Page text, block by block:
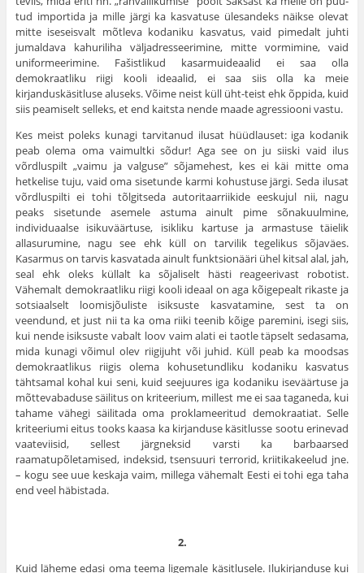
tud importida ja mille järgi ka kasvatuse ülesandeks näikse olevat
mitte iseseisvalt mõtleva kodaniku kasvatus, vaid pimedalt juhti
jumaldava kahuriliha väljadresseerimine, mitte vormimine, vaid
uniformeerimine. Fašistlikud kasarmuideaalid ei saa olla
demokraatliku riigi kooli ideaalid, ei saa siis olla ka meie
kirjanduskäsitluse aluseks. Võime neist küll üht-teist ehk õppida, kuid
siis peamiselt selleks, et end kaitsta nende maade agressiooni vastu.
Kes meist poleks kunagi tarvitanud ilusat hüüdlauset: iga koda­nik
peab olema oma vaimultki sõdur! Aga see on ju siiski vaid ilus
võrdluspilt „vaimu ja valguse” sõjamehest, kes ei käi mitte oma
hetke­lise tuju, vaid oma sisetunde karmi kohustuse järgi. Seda ilusat
võrdluspilti ei tohi tõlgitseda autoritaarriikide eeskujul nii, nagu
peaks sisetunde asemele astuma ainult pime sõnakuulmine,
individuaalse isikuväärtuse, isikliku kartuse ja armastuse täielik
allasurumine, nagu see ehk küll on tarvilik tegelikus sõjaväes.
Kasarmus on tarvis kasva­tada ainult funktsionääri ühel kitsal alal, jah,
seal ehk oleks küllalt ka sõjaliselt hästi reageerivast robotist.
Vähemalt demokraatliku riigi kooli ideaal on aga kõigepealt rikaste ja
sotsiaalselt loomisjõuliste isiksuste kasvatamine, sest ta on
veendund, et just nii ta ka oma riiki teenib kõige paremini, isegi siis,
kui nende isiksuste vabalt loov vaim alati ei taotle täpselt sedasama,
mida kunagi võimul olev riigi­juht või juhid. Küll peab ka moodsas
demokraatlikus riigis olema kohusetundliku kodaniku kasvatus
tähtsamal kohal kui seni, kuid see­juures iga kodaniku iseväärtuse ja
mõttevabaduse säilitus on kritee­rium, millest me ei saa taganeda, kui
tahame vähegi säilitada oma pro­klameeritud demokraatiat. Selle
kriteeriumi eitus tooks kaasa ka kir­janduse käsitlusse sootu erinevad
vaateviisid, sellest järgneksid varsti ka barbaarsed
raamatupõletamised, indeksid, tsensuuri terrorid, kriitikakeelud jne.
– kogu see uue keskaja vaim, millega vähemalt Eesti ei tohi ega taha
end veel häbistada.
2.
Kuid läheme edasi oma teema ligemale käsitlusele. Ilukirjanduse kui